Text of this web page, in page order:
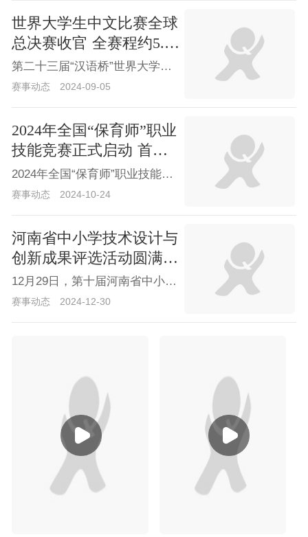
世界大学生中文比赛全球
总决赛收官 全赛程约5.5
万名选手参与
第二十三届“汉语桥”世界大学生中文比赛全球总决赛暨颁奖仪式在福建平潭举行，大赛从预赛到总决赛的全赛程共吸引了约5.5万名选手参与。
赛事动态 2024-09-05
2024年全国“保育师”职业
技能竞赛正式启动 首场
选拔赛在山东东营举行2024年全国“保育师”职业技能竞赛于10月17日正式启动，首场选拔赛当天在山东省东营市举行，标志着中国宝宝守护计划中的这一重要赛事正式拉开帷幕。
赛事动态 2024-10-24
河南省中小学技术设计与
创新成果评选活动圆满结
束
12月29日，第十届河南省中小学技术设计与创新成果评选活动在郑州惠济外国语中学成功举办。本次活动旨在贯彻落实《国务院关于印发全民科学素质行动规划纲要(2021-2035年)的通知》精神，激发青少年好奇心和想象力，提升青少年科学素养，培育具备科学家潜质的青少年群体。
赛事动态 2024-12-30